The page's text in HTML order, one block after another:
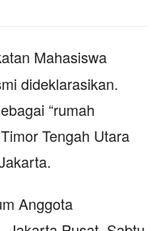
Mahasiswa
dideklarasikan.
“rumah
Tengah Utara
Anggota